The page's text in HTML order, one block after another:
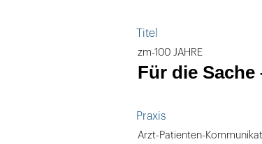
Titel
zm-100 JAHRE
Für die
Praxis
Arzt-Patienten-